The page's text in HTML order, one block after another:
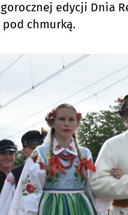
edycji Dnia
pod chmurką.